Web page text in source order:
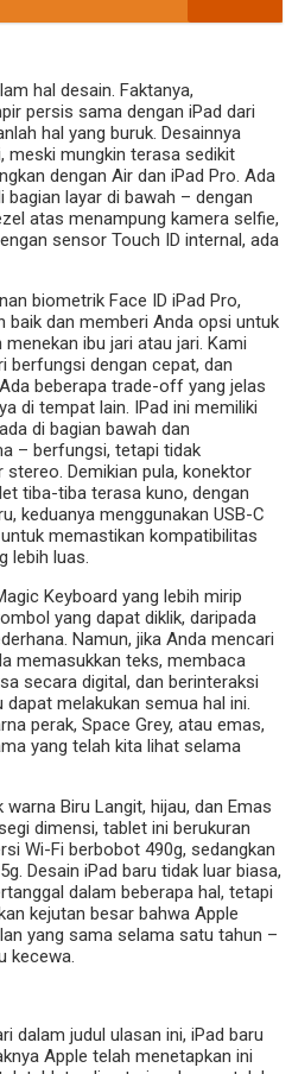
hal desain. Faktanya,
persis sama dengan iPad dari
hal yang buruk. Desainnya
meski mungkin terasa sedikit
dengan Air dan iPad Pro. Ada
bagian layar di bawah – dengan
atas menampung kamera selfie,
sensor Touch ID internal, ada
biometrik Face ID iPad Pro,
baik dan memberi Anda opsi untuk
ibu jari atau jari. Kami
berfungsi dengan cepat, dan
beberapa trade-off yang jelas
di tempat lain. IPad ini memiliki
di bagian bawah dan
– berfungsi, tetapi tidak
Demikian pula, konektor
tiba-tiba terasa kuno, dengan
keduanya menggunakan USB-C
memastikan kompatibilitas
lebih luas.
Keyboard yang lebih mirip
yang dapat diklik, daripada
Namun, jika Anda mencari
memasukkan teks, membaca
secara digital, dan berinteraksi
melakukan semua hal ini.
perak, Space Grey, atau emas,
yang telah kita lihat selama
Biru Langit, hijau, dan Emas
dimensi, tablet ini berukuran
Wi-Fi berbobot 490g, sedangkan
Desain iPad baru tidak luar biasa,
dalam beberapa hal, tetapi
kejutan besar bahwa Apple
yang sama selama satu tahun –
kecewa.
dalam judul ulasan ini, iPad baru
Apple telah menetapkan ini